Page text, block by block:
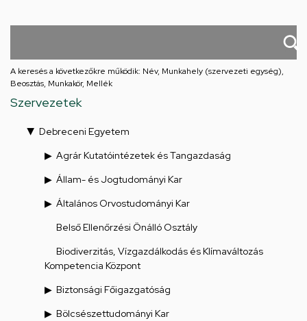
A keresés a következőkre működik: Név, Munkahely (szervezeti egység),
Beosztás, Munkakör, Mellék
Szervezetek
Debreceni Egyetem
Agrár Kutatóintézetek és Tangazdaság
Állam- és Jogtudományi Kar
Általános Orvostudományi Kar
Belső Ellenőrzési Önálló Osztály
Biodiverzitás, Vízgazdálkodás és Klímaváltozás
Kompetencia Központ
Biztonsági Főigazgatóság
Bölcsészettudományi Kar